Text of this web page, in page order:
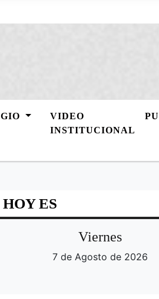
VIDEO
INSTITUCIONAL
HOY ES
Viernes
7 de Agosto de 2026